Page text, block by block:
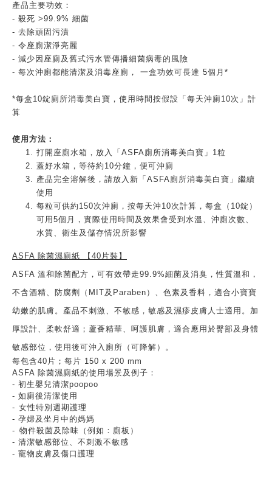
產品主要功效：
- 殺死 >99.9% 細菌
- 去除頑固污漬
- 令座廁潔淨亮麗
- 減少因座廁及舊式污水管傳播細菌病毒的風險
- 每次沖廁都能清潔及消毒座廁， 一盒功效可長達 5個月*
*每盒10錠廁所消毒美白寶，使用時間按假設「每天沖廁10次」計
算
使用方法：
打開座廁水箱，放入「ASFA廁所消毒美白寶」1粒
蓋好水箱，等待約10分鐘，便可沖廁
產品完全溶解後，請放入新「ASFA廁所消毒美白寶」繼續
使用
每粒可供約150次沖廁，按每天沖10次計算，每盒（10錠）
可用5個月，實際使用時間及效果會受到水溫、沖廁次數、
水質、衞生及儲存情況所影響
ASFA 除菌濕廁紙 【40片裝】
ASFA 溫和除菌配方，可有效帶走99.9%細菌及消臭，性質溫和，
不含酒精、防腐劑（MIT及Paraben）、色素及香料，適合小寶寶
幼嫩的肌膚。產品不刺激、不敏感，敏感及濕疹皮膚人士適用。加
厚設計、柔軟舒適；蘆薈精華、呵護肌膚，適合應用於臀部及身體
敏感部位，使用後可沖入廁所（可降解）。
每包含40片；每片 150 x 200 mm
ASFA 除菌濕廁紙的使用場景及例子：
- 初生嬰兒清潔poopoo
- 如廁後清潔使用
-⁠ 女性特別週期護理
- 孕婦及坐月中的媽媽
-⁠ ⁠物件殺菌及除味（例如：廁板）
- 清潔敏感部位、不刺激不敏感
- 寵物皮膚及傷口護理